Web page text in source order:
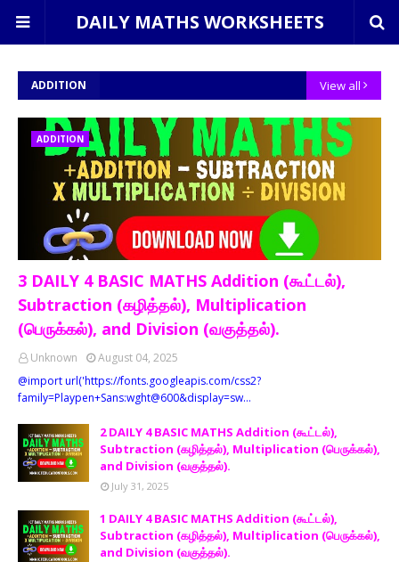
DAILY MATHS WORKSHEETS
ADDITION View all
ADDITION
3 DAILY 4 BASIC MATHS Addition (கூட்டல்),
Subtraction (கழித்தல்), Multiplication
(பெருக்கல்), and Division (வகுத்தல்).
Unknown
August 04, 2025
@import url('https://fonts.googleapis.com/css2?
family=Playpen+Sans:wght@600&display=sw…
2 DAILY 4 BASIC MATHS Addition (கூட்டல்),
Subtraction (கழித்தல்), Multiplication (பெருக்கல்),
and Division (வகுத்தல்).
July 31, 2025
1 DAILY 4 BASIC MATHS Addition (கூட்டல்),
Subtraction (கழித்தல்), Multiplication (பெருக்கல்),
and Division (வகுத்தல்).